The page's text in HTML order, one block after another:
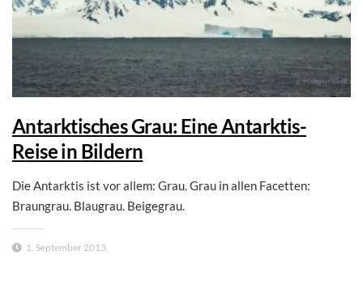
Antarktisches Grau: Eine Antarktis-
Reise in Bildern
Die Antarktis ist vor allem: Grau. Grau in allen Facetten:
Braungrau. Blaugrau. Beigegrau.
1. September 2013